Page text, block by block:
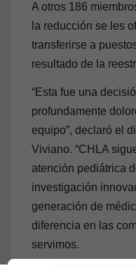
A otros 186
la reducción se les
transferirse a
resultado de la
“Esta fue una
profundamente
equipo”, declaró el
Viviano. “CHLA
atención pediátrica
investigación
generación de
diferencia en las
servimos.